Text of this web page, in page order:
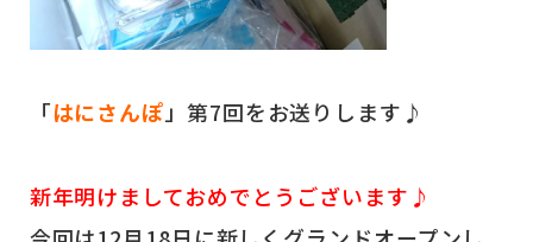
「はにさんぽ」第7回をお送りします♪
新年明けましておめでとうございます♪